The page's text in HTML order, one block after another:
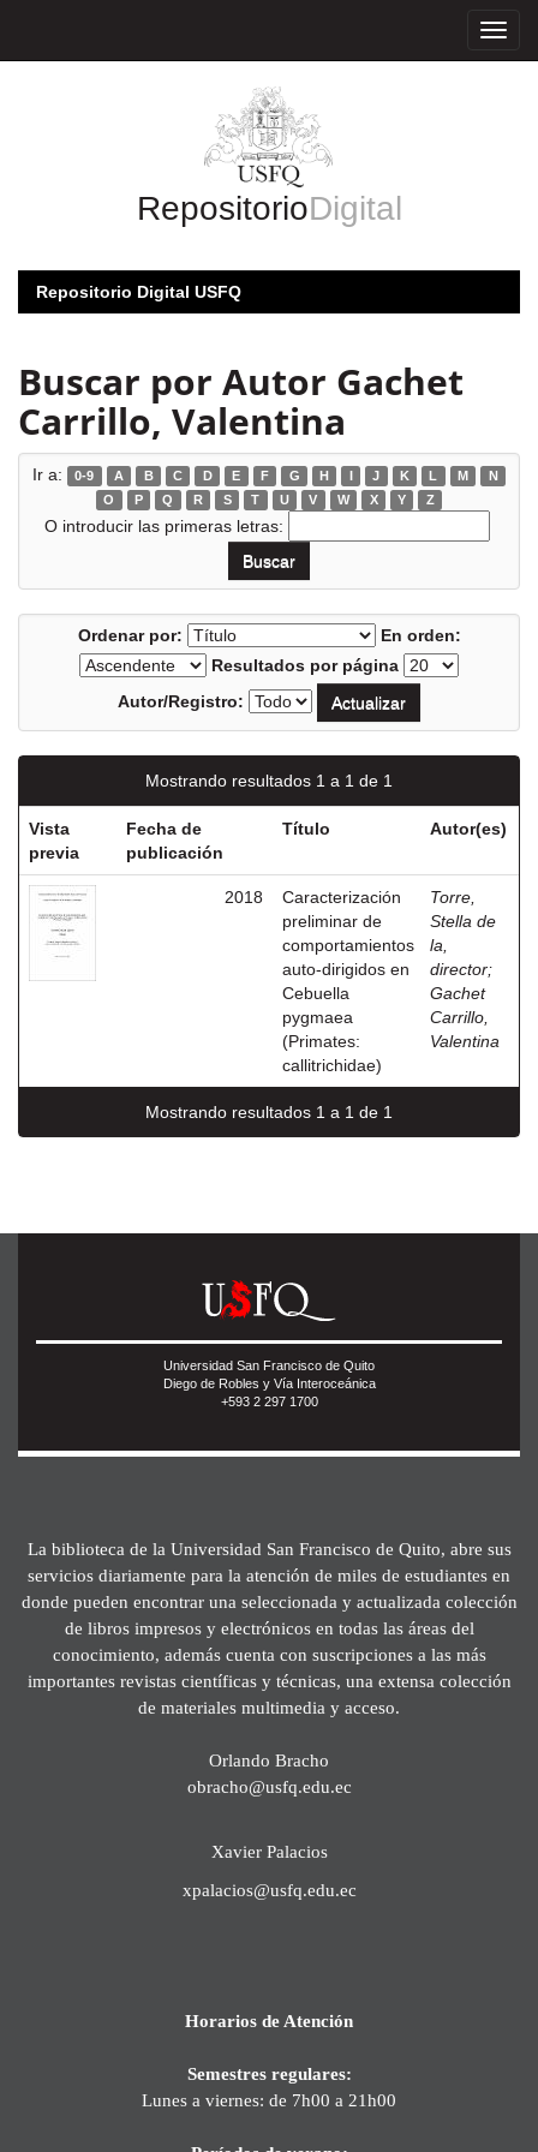
RepositorioDigital
Repositorio Digital USFQ
Buscar por Autor Gachet
Carrillo, Valentina
Ir a: 0-9 A B C D E F G H I J K L M
N
O
P Q R S T U V W X Y Z
O introducir las primeras letras:
Ordenar por:
En orden:
Resultados por página
Autor/Registro:
Mostrando resultados 1 a 1 de 1
Vista
previa
Fecha de
publicación
Título Autor(es)
2018
Caracterización
preliminar de
comportamientos
auto-dirigidos en
Cebuella
pygmaea
(Primates:
callitrichidae)
Torre,
Stella de
la,
director;
Gachet
Carrillo,
Valentina
Mostrando resultados 1 a 1 de 1
Universidad San Francisco de Quito
Diego de Robles y Vía Interoceánica
+593 2 297 1700
La biblioteca de la Universidad San Francisco de Quito, abre sus
servicios diariamente para la atención de miles de estudiantes en
donde pueden encontrar una seleccionada y actualizada colección
de libros impresos y electrónicos en todas las áreas del
conocimiento, además cuenta con suscripciones a las más
importantes revistas científicas y técnicas, una extensa colección
de materiales multimedia y acceso.
Orlando Bracho
obracho@usfq.edu.ec
Xavier Palacios
xpalacios@usfq.edu.ec
Horarios de Atención
Semestres regulares:
Lunes a viernes: de 7h00 a 21h00